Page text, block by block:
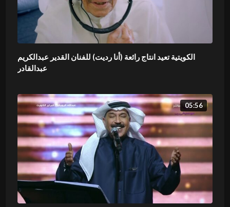
الكويتية تعيد انتاج رائعة (أنا رديت) للفنان القدير عبدالكريم
عبدالقادر
05:56